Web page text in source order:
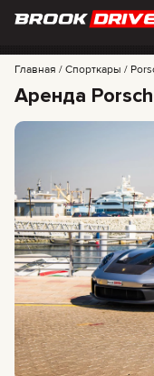
МАРКИ
ПЕРИОД АРЕНДЫ
CERTIFICATES
ОТЗЫВЫ
КОНТАКТЫ
ПАРТНЕРСТВО
АРЕНДА С ПРАВОМ
info@brook-drive.rent
+ 971 52
+ 7 925
Главная Спорткары
Аренда